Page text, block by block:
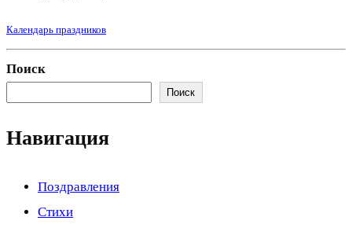
Календарь праздников
Поиск
Поиск
Навигация
Поздравления
Стихи